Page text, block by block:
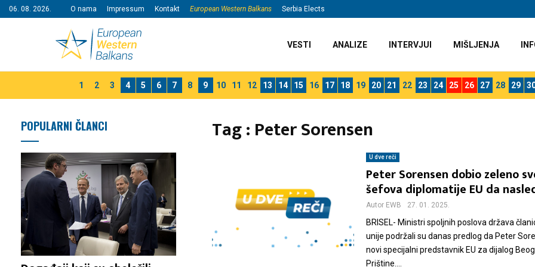
06. 08. 2026. O nama Impressum Kontakt European Western Balkans Serbia Elects
VESTI ANALIZE INTERVJUI MIŠLJENJA
1 2 3 4 5 6 7 8 9 10 11 12 13 14 15 16 17 18 19 20 21 22 23 24 25 26 27 28 29
Tag : Peter Sorensen
U dve reči
Peter Sorensen dobio zeleno
šefova diplomatije EU da
Autor EWB 27. 01. 2025.
BRISEL- Ministri spoljnih poslova država
unije podržali su danas predlog da Peter
novi specijalni predstavnik EU za dijalog
Prištine....
POPULARNI ČLANCI